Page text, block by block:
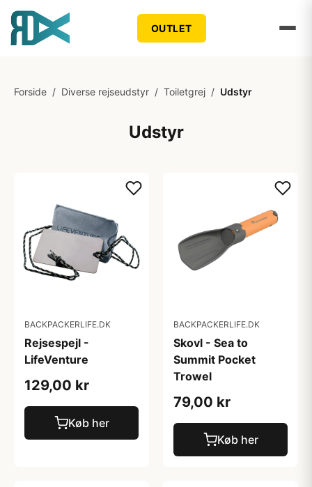
OUTLET
Forside / Diverse rejseudstyr / Toiletgrej / Udstyr
Udstyr
BACKPACKERLIFE.DK
Rejsespejl -
LifeVenture
129,00 kr
Køb her
BACKPACKERLIFE.DK
Skovl - Sea to
Summit Pocket
Trowel
79,00 kr
Køb her